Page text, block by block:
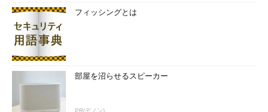
フィッシングとは
部屋を沼らせるスピーカー
PR(デノン)